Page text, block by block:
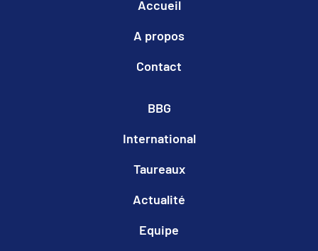
Accueil
A propos
Contact
BBG
International
Taureaux
Actualité
Equipe